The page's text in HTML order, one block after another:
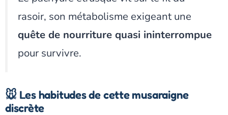
rasoir, son métabolisme exigeant une
quête de nourriture quasi ininterrompue
pour survivre.
🐭 Les habitudes de cette musaraigne
discrète